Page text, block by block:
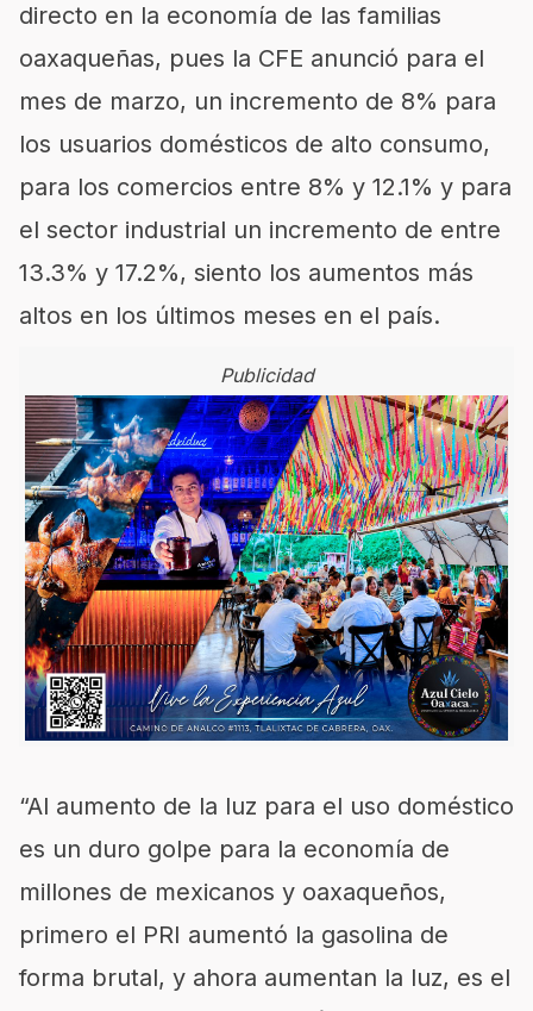
directo en la economía de las familias
oaxaqueñas, pues la CFE anunció para el
mes de marzo, un incremento de 8% para
los usuarios domésticos de alto consumo,
para los comercios entre 8% y 12.1% y para
el sector industrial un incremento de entre
13.3% y 17.2%, siento los aumentos más
altos en los últimos meses en el país.
Publicidad
“Al aumento de la luz para el uso doméstico
es un duro golpe para la economía de
millones de mexicanos y oaxaqueños,
primero el PRI aumentó la gasolina de
forma brutal, y ahora aumentan la luz, es el